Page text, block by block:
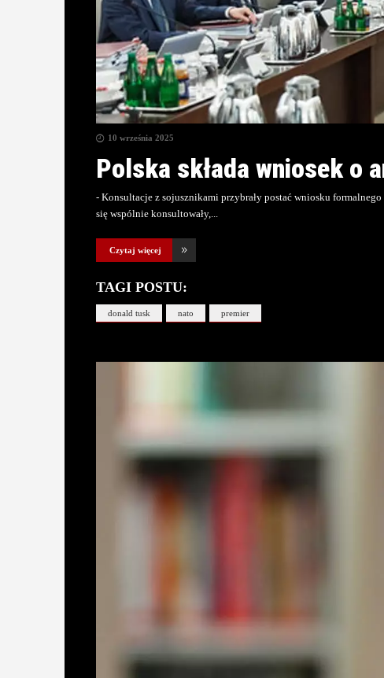
10 września 2025
Polska składa wniosek o
- Konsultacje z sojusznikami przybrały postać wniosku
się wspólnie konsultowały,
Czytaj więcej
TAGI POSTU:
donald tusk nato premier